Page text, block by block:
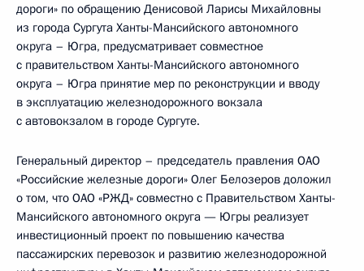
дороги» по обращению Денисовой Ларисы Михайловны
из города Сургута Ханты-Мансийского автономного
округа – Югра, предусматривает совместное
с правительством Ханты-Мансийского автономного
округа – Югра принятие мер по реконструкции и вводу
в эксплуатацию железнодорожного вокзала
с автовокзалом в городе Сургуте.
Генеральный директор – председатель правления ОАО
«Российские железные дороги» Олег Белозеров доложил
о том, что ОАО «РЖД» совместно с Правительством Ханты-
Мансийского автономного округа — Югры реализует
инвестиционный проект по повышению качества
пассажирских перевозок и развитию железнодорожной